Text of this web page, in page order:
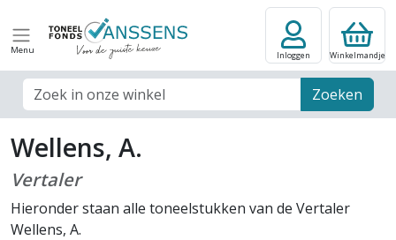
Menu
Zoek veld Zoeken
Inloggen Winkelmandje
Wellens, A.
Vertaler
Hieronder staan alle toneelstukken van de Vertaler
Wellens, A.